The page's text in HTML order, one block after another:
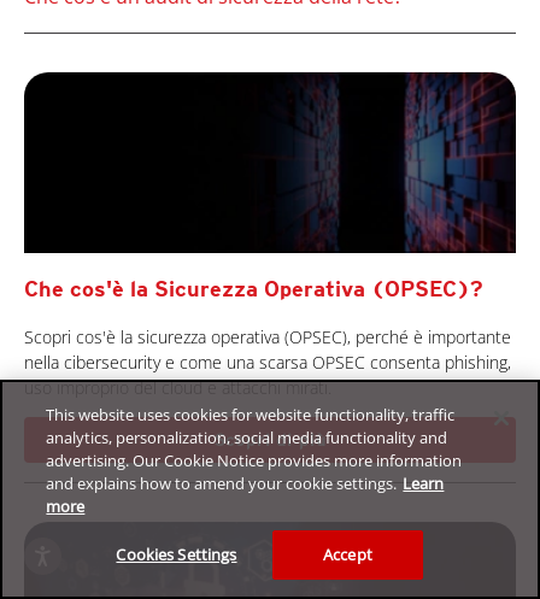
Che cos'è la Sicurezza Operativa (OPSEC)?
Scopri cos'è la sicurezza operativa (OPSEC), perché è importante
nella cibersecurity e come una scarsa OPSEC consenta phishing,
uso improprio del cloud e attacchi mirati.
Scopri di più
This website uses cookies for website functionality, traffic
analytics, personalization, social media functionality and
advertising. Our Cookie Notice provides more information
and explains how to amend your cookie settings. Learn
more
Cookies Settings Accept